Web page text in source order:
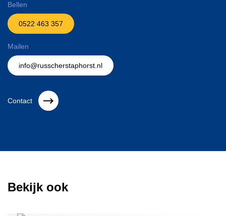
Bellen
0522 463 357
Mailen
info@russcherstaphorst.nl
Contact
Bekijk ook